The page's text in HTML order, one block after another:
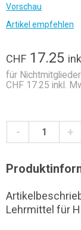
Vorschau
Artikel empfehlen
CHF 17.25
für Nichtmitglieder
CHF 17.25 inkl.
- +
Lehrmittel für